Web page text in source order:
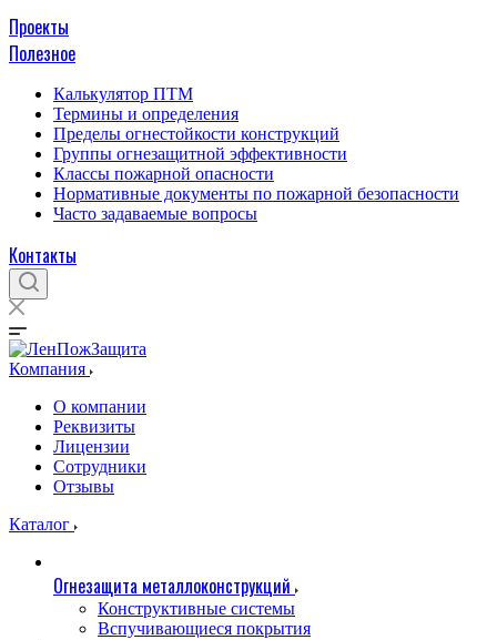
Проекты
Полезное
Калькулятор ПТМ
Термины и определения
Пределы огнестойкости конструкций
Группы огнезащитной эффективности
Классы пожарной опасности
Нормативные документы по пожарной безопасности
Часто задаваемые вопросы
Контакты
Компания
О компании
Реквизиты
Лицензии
Сотрудники
Отзывы
Каталог
Огнезащита металлоконструкций
Конструктивные системы
Вспучивающиеся покрытия